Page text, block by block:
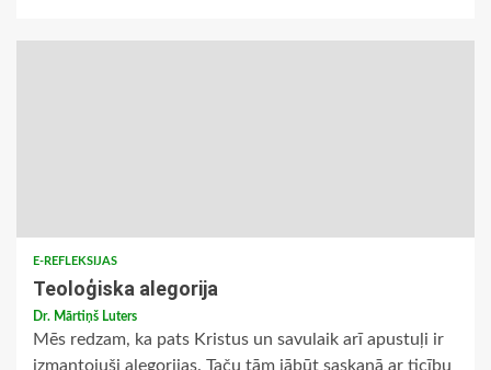
E-REFLEKSIJAS
Teoloģiska alegorija
Dr. Mārtiņš Luters
Mēs redzam, ka pats Kristus un savulaik arī apustuļi ir
izmantojuši alegorijas. Taču tām jābūt saskaņā ar ticību